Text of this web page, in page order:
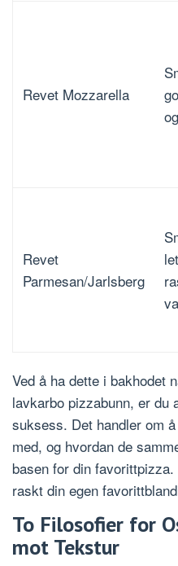
Revet Mozzarella
Revet
Parmesan/Jarlsberg
Ved å ha dette i bakhodet
lavkarbo pizzabunn, er du
suksess. Det handler om
med, og hvordan de
basen for din
raskt din egen
To Filosofier for
mot Tekstur